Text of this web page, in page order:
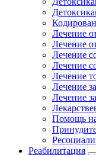
Лечение
Лечение
Лечение
Лечение
Лечение
Лечение
Лечение
Помощь
Реабилитация